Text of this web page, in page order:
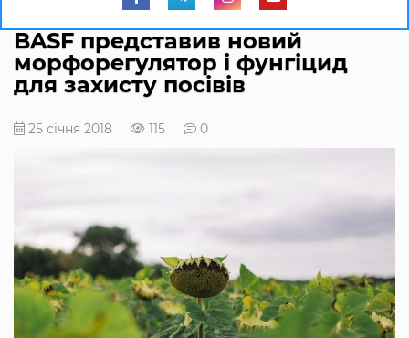
BASF представив новий
морфорегулятор і фунгіцид
для захисту посівів
25 січня 2018 115 0